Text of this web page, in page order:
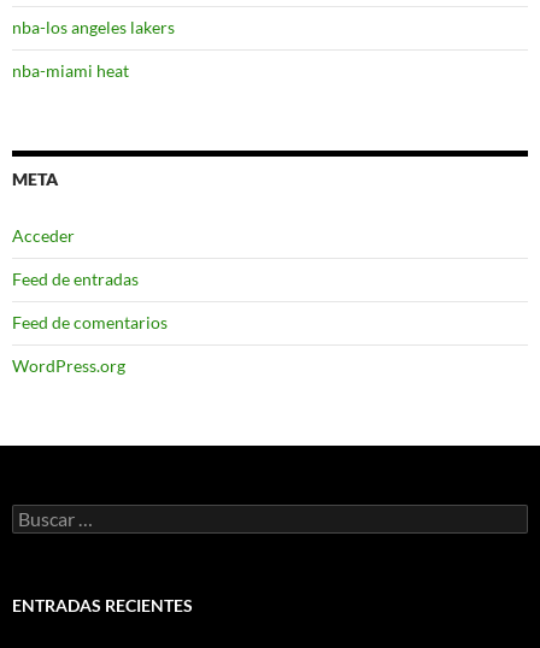
nba-los angeles lakers
nba-miami heat
META
Acceder
Feed de entradas
Feed de comentarios
WordPress.org
Buscar:
ENTRADAS RECIENTES